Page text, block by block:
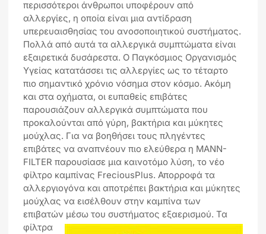
περισσότεροι άνθρωποι υποφέρουν από
αλλεργίες, η οποία είναι μια αντίδραση
υπερευαισθησίας του ανοσοποιητικού συστήματος.
Πολλά από αυτά τα αλλεργικά συμπτώματα είναι
εξαιρετικά δυσάρεστα. Ο Παγκόσμιος Οργανισμός
Υγείας κατατάσσει τις αλλεργίες ως το τέταρτο
πιο σημαντικό χρόνιο νόσημα στον κόσμο. Ακόμη
και στα οχήματα, οι ευπαθείς επιβάτες
παρουσιάζουν αλλεργικά συμπτώματα που
προκαλούνται από γύρη, βακτήρια και μύκητες
μούχλας. Για να βοηθήσει τους πληγέντες
επιβάτες να αναπνέουν πιο ελεύθερα η MANN-
FILTER παρουσίασε μια καινοτόμο λύση, το νέο
φίλτρο καμπίνας FreciousPlus. Απορροφά τα
αλλεργιογόνα και αποτρέπει βακτήρια και μύκητες
μούχλας να εισέλθουν στην καμπίνα των
επιβατών μέσω του συστήματος εξαερισμού. Τα
φίλτρα